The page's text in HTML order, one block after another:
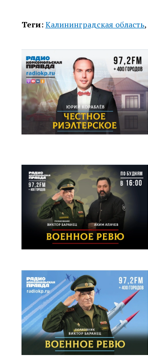
Теги:Калининградская область,